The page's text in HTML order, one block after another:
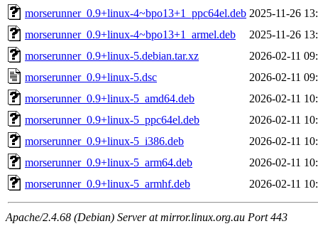
morserunner_0.9+linux-4~bpo13+1_ppc64el.deb 2025-11-26
morserunner_0.9+linux-4~bpo13+1_armel.deb
2025-11-26
morserunner_0.9+linux-5.debian.tar.xz
2026-02-11
morserunner_0.9+linux-5.dsc
2026-02-11
morserunner_0.9+linux-5_amd64.deb
2026-02-11
morserunner_0.9+linux-5_ppc64el.deb
2026-02-11
morserunner_0.9+linux-5_i386.deb
2026-02-11
morserunner_0.9+linux-5_arm64.deb
2026-02-11
morserunner_0.9+linux-5_armhf.deb
2026-02-11
Apache/2.4.68 (Debian) Server at mirror.linux.org.au Port 443